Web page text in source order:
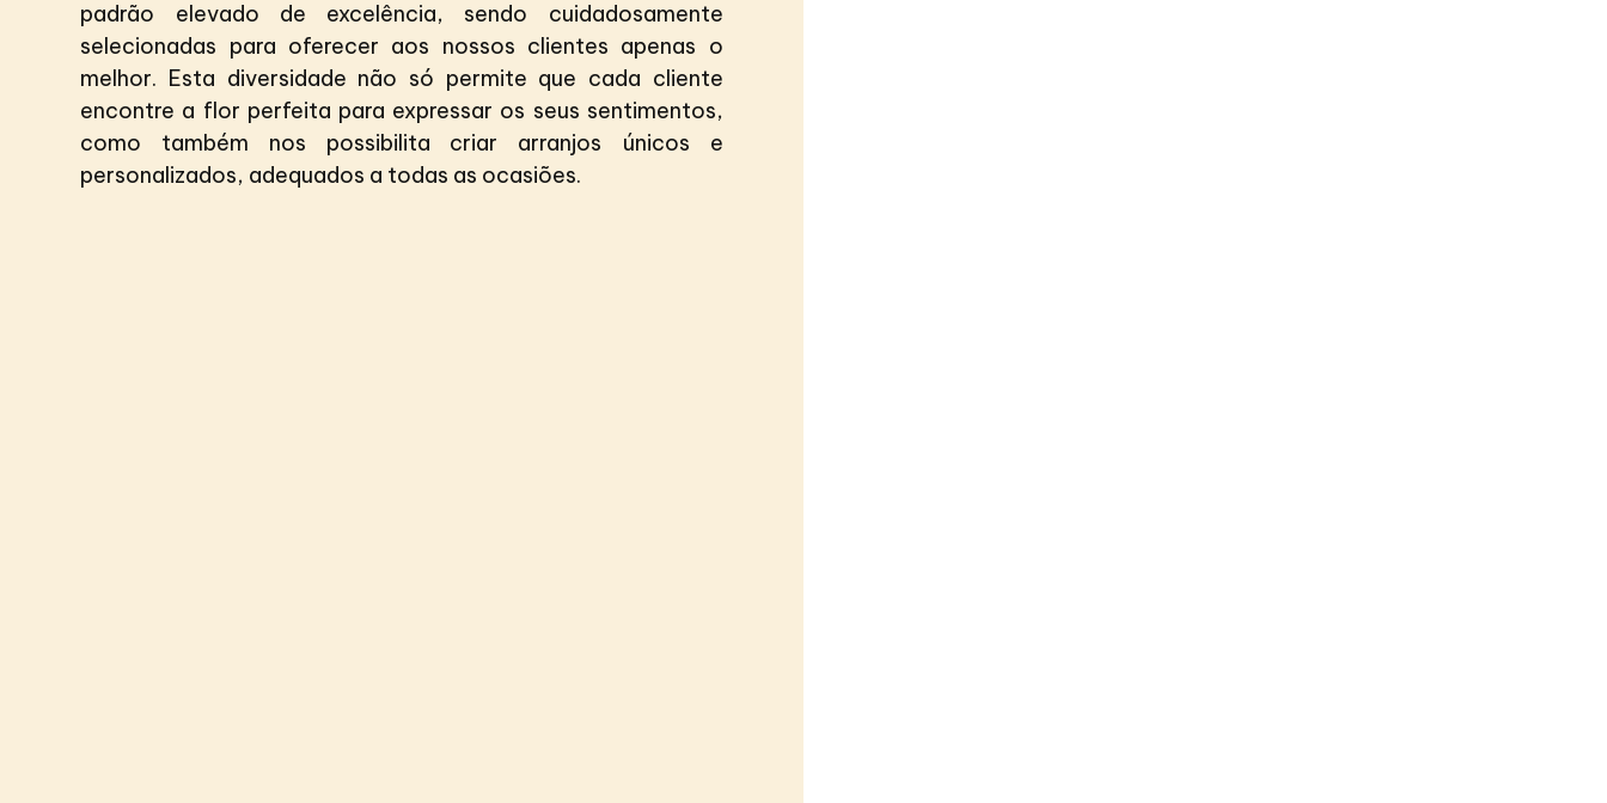
padrão elevado de excelência, sendo cuidadosamente
selecionadas para oferecer aos nossos clientes apenas o
melhor. Esta diversidade não só permite que cada cliente
encontre a flor perfeita para expressar os seus sentimentos,
como também nos possibilita criar arranjos únicos e
personalizados, adequados a todas as ocasiões.